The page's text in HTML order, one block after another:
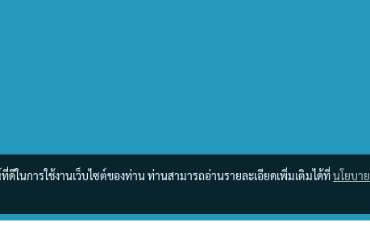
นการใช้งานเว็บไซต์ของท่าน ท่านสามารถอ่านรายละเอียดเพิ่มเติมได้ที่นโยบาย